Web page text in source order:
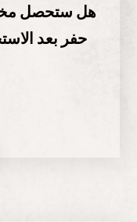
هل ستحصل
حفر بعد